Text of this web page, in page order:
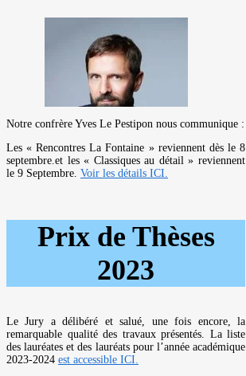
Notre confrère Yves Le Pestipon nous communique :
Les « Rencontres La Fontaine » reviennent dès le 8
septembre.et les « Classiques au détail » reviennent
le 9 Septembre. Voir les détails ICI.
Prix de Thèses
2023
Le Jury a délibéré et salué, une fois encore, la
remarquable qualité des travaux présentés. La liste
des lauréates et des lauréats pour l’année académique
2023-2024 est accessible ICI.